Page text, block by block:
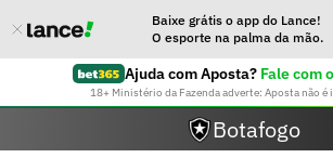
Baixe grátis o app do Lance!
O esporte na palma da mão.
Ajuda com Aposta? Fale com
18+ Ministério da Fazenda adverte: Aposta não
Botafogo